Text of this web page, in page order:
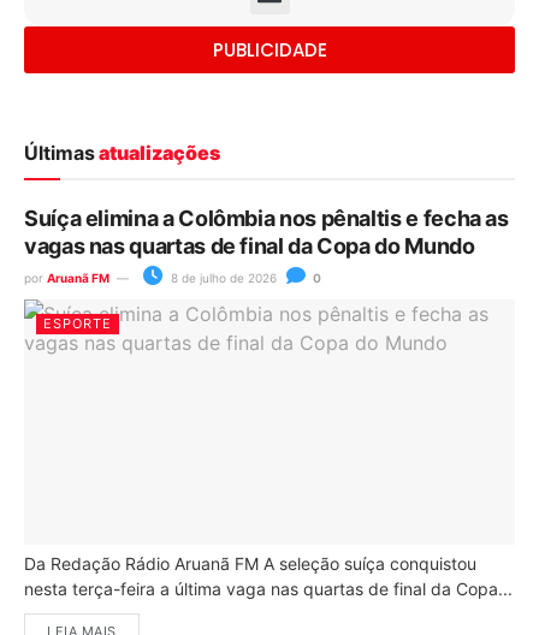
PUBLICIDADE
Últimasatualizações
Suíça elimina a Colômbia nos pênaltis e fecha as
vagas nas quartas de final da Copa do Mundo
por Aruanã FM 8 de julho de 2026 0
ESPORTE
Da Redação Rádio Aruanã FM A seleção suíça conquistou
nesta terça-feira a última vaga nas quartas de final da Copa...
LEIA MAIS